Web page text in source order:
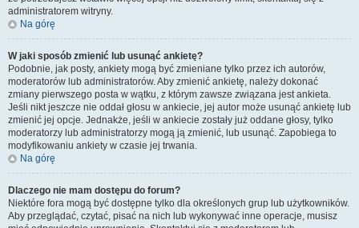
administratorem witryny.
Na górę
W jaki sposób zmienić lub usunąć ankietę?
Podobnie, jak posty, ankiety mogą być zmieniane tylko przez ich autorów,
moderatorów lub administratorów. Aby zmienić ankietę, należy dokonać
zmiany pierwszego posta w wątku, z którym zawsze związana jest ankieta.
Jeśli nikt jeszcze nie oddał głosu w ankiecie, jej autor może usunąć ankietę lub
zmienić jej opcje. Jednakże, jeśli w ankiecie zostały już oddane głosy, tylko
moderatorzy lub administratorzy mogą ją zmienić, lub usunąć. Zapobiega to
modyfikowaniu ankiety w czasie jej trwania.
Na górę
Dlaczego nie mam dostępu do forum?
Niektóre fora mogą być dostępne tylko dla określonych grup lub użytkowników.
Aby przeglądać, czytać, pisać na nich lub wykonywać inne operacje, musisz